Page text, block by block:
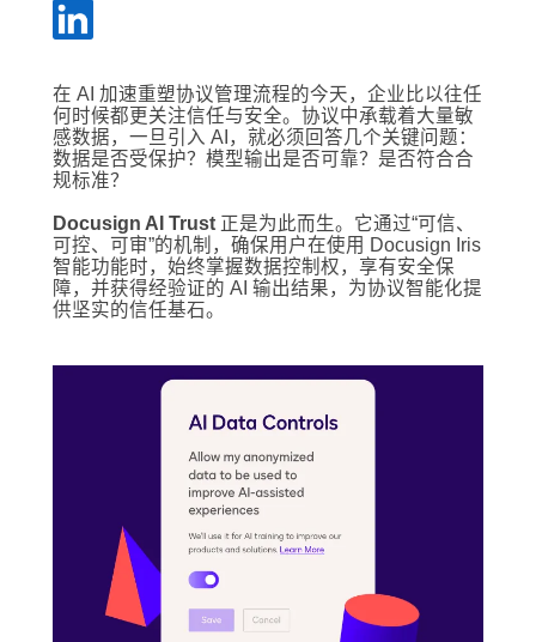
在 AI 加速重塑协议管理流程的今天，企业比以往任
何时候都更关注信任与安全。协议中承载着大量敏
感数据，一旦引入 AI，就必须回答几个关键问题：
数据是否受保护？模型输出是否可靠？是否符合合
规标准？
Docusign AI Trust 正是为此而生。它通过“可信、
可控、可审”的机制，确保用户在使用 Docusign Iris
智能功能时，始终掌握数据控制权，享有安全保
障，并获得经验证的 AI 输出结果，为协议智能化提
供坚实的信任基石。